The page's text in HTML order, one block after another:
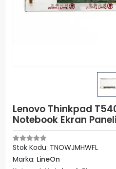
Lenovo Thinkpad
Notebook Ekran Paneli
Stok Kodu: TNOWJMHWFL
Marka: LineOn